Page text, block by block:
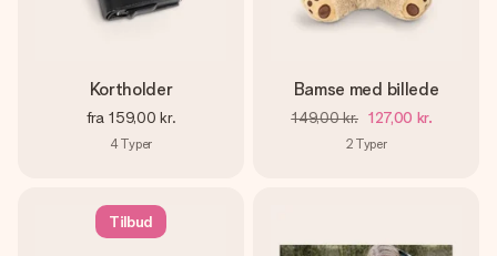
Kortholder
fra 159,00 kr.
4Typer
Bamse med billede
149,00 kr. 127,00 kr.
2 Typer
Tilbud